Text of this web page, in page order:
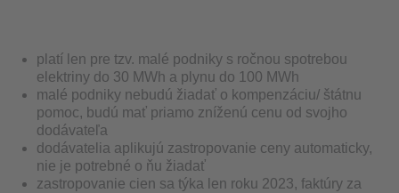
platí len pre tzv. malé podniky s ročnou spotrebou
elektriny do 30 MWh a plynu do 100 MWh
malé podniky nebudú žiadať o kompenzáciu/ štátnu
pomoc, budú mať priamo zníženú cenu od svojho
dodávateľa
dodávatelia aplikujú zastropovanie ceny automaticky,
nie je potrebné o ňu žiadať
zastropovanie cien sa týka len roku 2023, faktúry za